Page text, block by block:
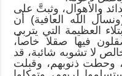
والأهوال، وثبتَّ على
(ونسأل الله العافية) أن
العظيمة التي يتربى
فيها صقلا خاصاً،
لا تشوبه شائبة، قد
وحطت ذنوبهم، وقبلت